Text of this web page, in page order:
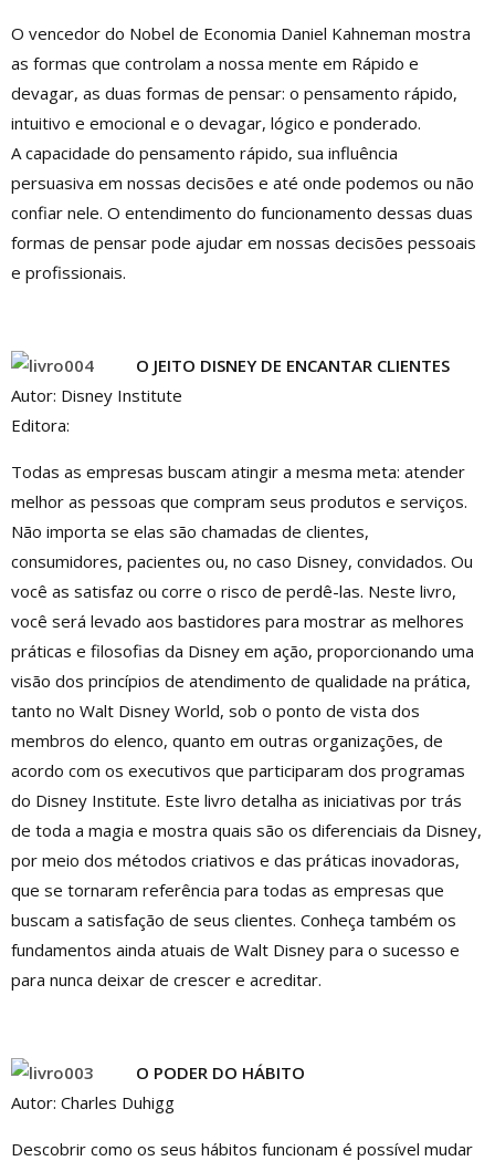
O vencedor do Nobel de Economia Daniel Kahneman mostra
as formas que controlam a nossa mente em Rápido e
devagar, as duas formas de pensar: o pensamento rápido,
intuitivo e emocional e o devagar, lógico e ponderado.
A capacidade do pensamento rápido, sua influência
persuasiva em nossas decisões e até onde podemos ou não
confiar nele. O entendimento do funcionamento dessas duas
formas de pensar pode ajudar em nossas decisões pessoais
e profissionais.
O JEITO DISNEY DE ENCANTAR CLIENTES
Autor: Disney Institute
Editora:
Todas as empresas buscam atingir a mesma meta: atender
melhor as pessoas que compram seus produtos e serviços.
Não importa se elas são chamadas de clientes,
consumidores, pacientes ou, no caso Disney, convidados. Ou
você as satisfaz ou corre o risco de perdê-las. Neste livro,
você será levado aos bastidores para mostrar as melhores
práticas e filosofias da Disney em ação, proporcionando uma
visão dos princípios de atendimento de qualidade na prática,
tanto no Walt Disney World, sob o ponto de vista dos
membros do elenco, quanto em outras organizações, de
acordo com os executivos que participaram dos programas
do Disney Institute. Este livro detalha as iniciativas por trás
de toda a magia e mostra quais são os diferenciais da Disney,
por meio dos métodos criativos e das práticas inovadoras,
que se tornaram referência para todas as empresas que
buscam a satisfação de seus clientes. Conheça também os
fundamentos ainda atuais de Walt Disney para o sucesso e
para nunca deixar de crescer e acreditar.
O PODER DO HÁBITO
Autor: Charles Duhigg
Descobrir como os seus hábitos funcionam é possível mudar